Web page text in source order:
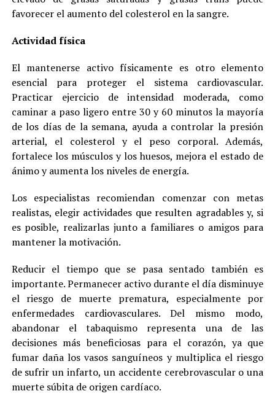
favorecer el aumento del colesterol en la sangre.
Actividad física
El mantenerse activo físicamente es otro elemento
esencial para proteger el sistema cardiovascular.
Practicar ejercicio de intensidad moderada, como
caminar a paso ligero entre 30 y 60 minutos la mayoría
de los días de la semana, ayuda a controlar la presión
arterial, el colesterol y el peso corporal. Además,
fortalece los músculos y los huesos, mejora el estado de
ánimo y aumenta los niveles de energía.
Los especialistas recomiendan comenzar con metas
realistas, elegir actividades que resulten agradables y, si
es posible, realizarlas junto a familiares o amigos para
mantener la motivación.
Reducir el tiempo que se pasa sentado también es
importante. Permanecer activo durante el día disminuye
el riesgo de muerte prematura, especialmente por
enfermedades cardiovasculares. Del mismo modo,
abandonar el tabaquismo representa una de las
decisiones más beneficiosas para el corazón, ya que
fumar daña los vasos sanguíneos y multiplica el riesgo
de sufrir un infarto, un accidente cerebrovascular o una
muerte súbita de origen cardíaco.